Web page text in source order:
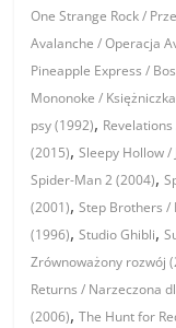
One Strange Rock /
Avalanche / Operacja
Pineapple Express /
Mononoke /
psy (1992),
(2015),Sleepy Hollow /
Spider-Man 2 (2004),
(2001),Step Brothers /
(1996),Studio Ghibli,
Zrównoważony rozwój
Returns / Narzeczona
(2006),The Hunt for